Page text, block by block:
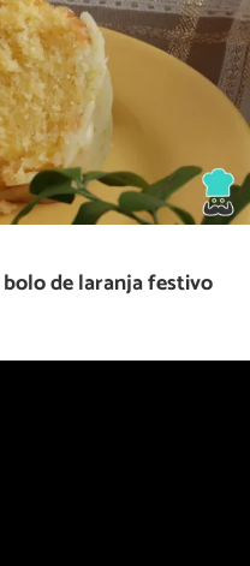
bolo de laranja festivo